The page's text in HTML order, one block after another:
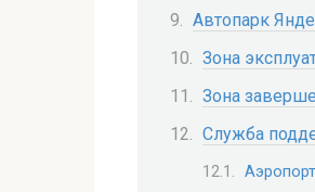
Автопарк
Зона
Зона
Служба